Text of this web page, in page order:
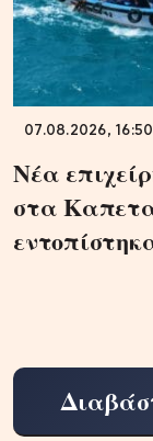
07.08.2026, 16:50
Νέα
στα